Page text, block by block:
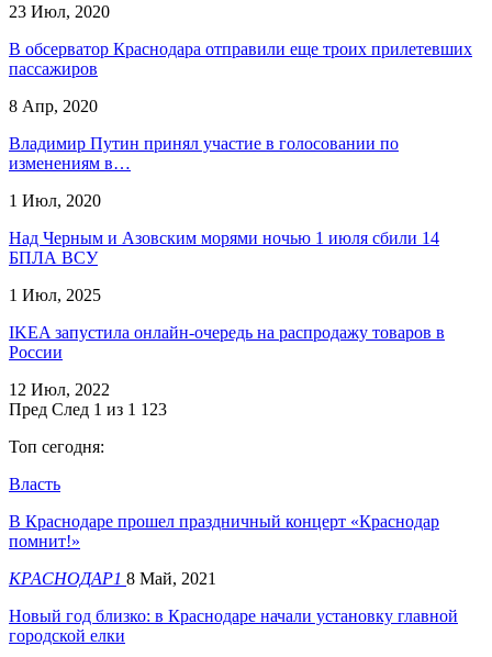
23 Июл, 2020
В обсерватор Краснодара отправили еще троих прилетевших
пассажиров
8 Апр, 2020
Владимир Путин принял участие в голосовании по
изменениям в…
1 Июл, 2020
Над Черным и Азовским морями ночью 1 июля сбили 14
БПЛА ВСУ
1 Июл, 2025
IKEA запустила онлайн-очередь на распродажу товаров в
России
12 Июл, 2022
Пред След 1 из 1 123
Топ сегодня:
Власть
В Краснодаре прошел праздничный концерт «Краснодар
помнит!»
КРАСНОДАР1 8 Май, 2021
Новый год близко: в Краснодаре начали установку главной
городской елки